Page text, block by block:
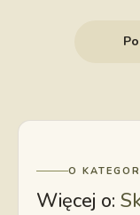
O
Więcej o: